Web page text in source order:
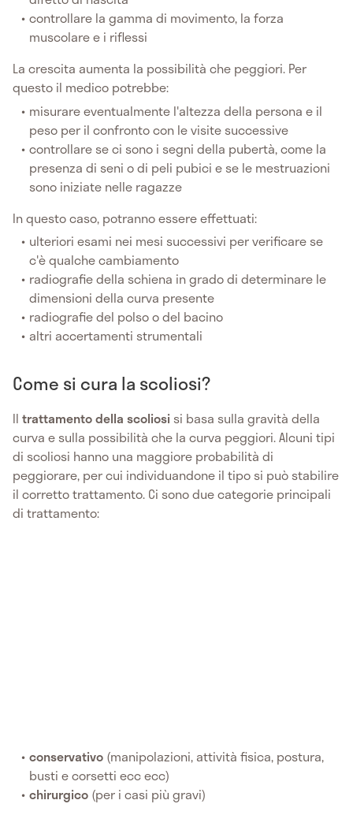
controllare la gamma di movimento, la forza
muscolare e i riflessi
La crescita aumenta la possibilità che peggiori. Per
questo il medico potrebbe:
misurare eventualmente l'altezza della persona e il
peso per il confronto con le visite successive
controllare se ci sono i segni della pubertà, come la
presenza di seni o di peli pubici e se le mestruazioni
sono iniziate nelle ragazze
In questo caso, potranno essere effettuati:
ulteriori esami nei mesi successivi per verificare se
c'è qualche cambiamento
radiografie della schiena in grado di determinare le
dimensioni della curva presente
radiografie del polso o del bacino
altri accertamenti strumentali
Come si cura la scoliosi?
Il trattamentodella scoliosi si basa sulla gravità della
curva e sulla possibilità che la curva peggiori. Alcuni tipi
di scoliosi hanno una maggiore probabilità di
peggiorare, per cui individuandone il tipo si può stabilire
il corretto trattamento. Ci sono due categorie principali
di trattamento:
conservativo (manipolazioni, attività fisica, postura,
busti e corsetti ecc ecc)
chirurgico (per i casi più gravi)